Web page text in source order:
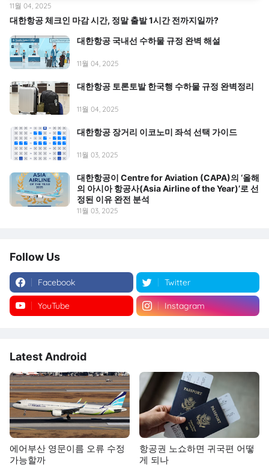
대한항공 체크인 마감 시간, 정말 출발 1시간 전까지일까?
11월 04, 2025
대한항공 국내선 수하물 규정 완벽 해설
11월 04, 2025
대한항공 토론토발 한국행 수하물 규정 완벽정리
11월 04, 2025
대한항공 장거리 이코노미 좌석 선택 가이드
11월 03, 2025
대한항공이 Centre for Aviation (CAPA)의 ‘올해
의 아시아 항공사(Asia Airline of the Year)’로 선
정된 이유 완전 분석
11월 03, 2025
Follow Us
Facebook Twitter
YouTube Instagram
Latest Android
에어부산 영문이름 오류 수정
가능할까
항공권 노쇼하면 귀국편 어떻
게 되나